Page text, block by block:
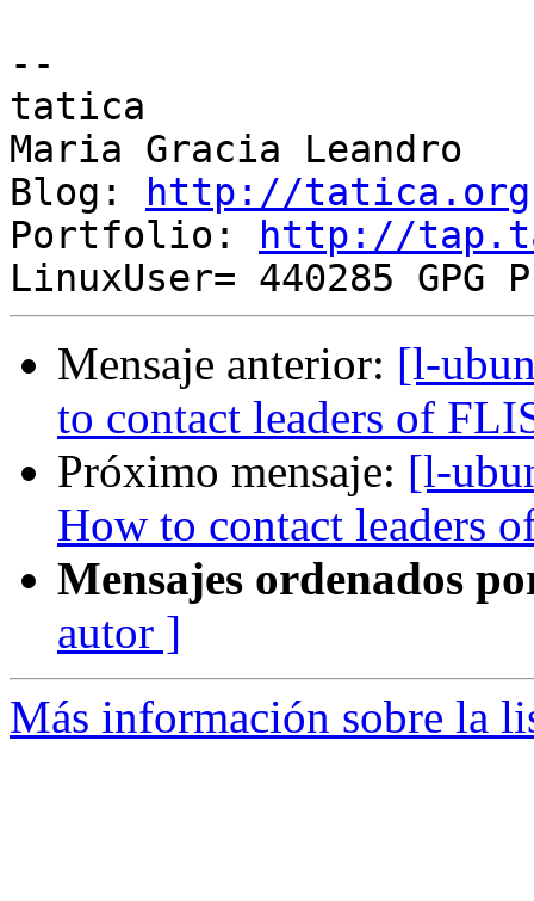
--
tatica
Maria Gracia Leandro
Blog:
http://tatica.org
Portfolio:
http://
Mensaje anterior: [l-
to contact leaders of
Próximo mensaje: [l-
How to contact leaders
Mensajes ordenados
autor ]
Más información sobre la